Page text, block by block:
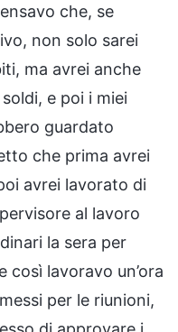
che, se
non solo sarei
ma avrei anche
e poi i miei
guardato
che prima avrei
avrei lavorato di
al lavoro
la sera per
così lavoravo un’ora
per le riunioni,